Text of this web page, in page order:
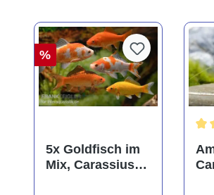
%
5x Goldfisch im
Mix, Carassius